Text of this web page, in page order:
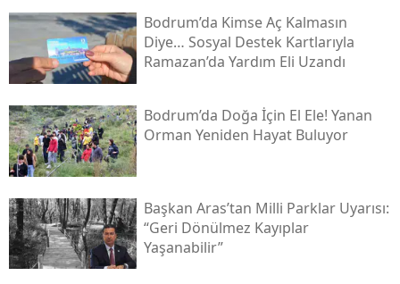
Bodrum’da Kimse Aç Kalmasın
Diye… Sosyal Destek Kartlarıyla
Ramazan’da Yardım Eli Uzandı
Bodrum’da Doğa İçin El Ele! Yanan
Orman Yeniden Hayat Buluyor
Başkan Aras’tan Milli Parklar Uyarısı:
“geri Dönülmez Kayıplar
Yaşanabilir”